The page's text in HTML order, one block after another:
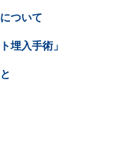
ついて
埋入手術」